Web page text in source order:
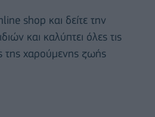
shop και δείτε την
και καλύπτει όλες τις
της χαρούμενης ζωής